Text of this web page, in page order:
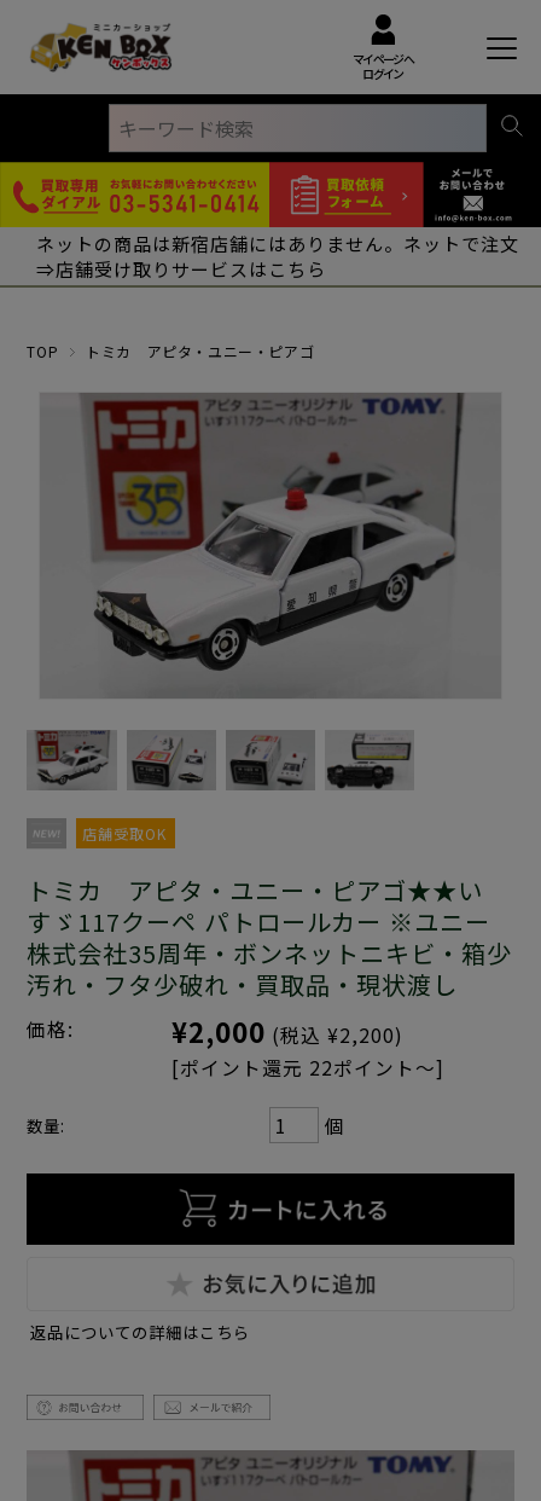
マイページへ
ログイン
ネットの商品は新宿店舗にはありません。ネットで注文
⇒店舗受け取りサービスはこちら
TOP トミカ アピタ・ユニー・ピアゴ
店舗受取OK
トミカ アピタ・ユニー・ピアゴ★★い
すゞ117クーペ パトロールカー ※ユニー
株式会社35周年・ボンネットニキビ・箱少
汚れ・フタ少破れ・買取品・現状渡し
価格: ¥2,000 (税込 ¥2,200)
[ポイント還元 22ポイント～]
数量: 個
返品についての詳細はこちら